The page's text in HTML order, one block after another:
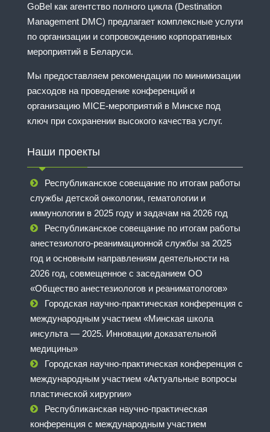
GoBel как агентство полного цикла (Destination
Management DMC) предлагает комплексные услуги
по организации и сопровождению корпоративных
мероприятий в Беларуси.
Мы предоставляем рекомендации по минимизации
расходов на проведение конференций и
организацию MICE-мероприятий в Минске под
ключ при сохранении высокого качества услуг.
Наши проекты
Республиканское совещание по итогам работы
службы детской онкологии, гематологии и
иммунологии в 2025 году и задачам на 2026 год
Республиканское совещание по итогам работы
анестезиолого-реанимационной службы за 2025
год и основным направлениям деятельности на
2026 год, совмещенное с заседанием ОО
«Общество анестезиологов и реаниматологов»
Городская научно-практическая конференция с
международным участием «Минская школа
инсульта — 2025. Инновации доказательной
медицины»
Городская научно-практическая конференция с
международным участием «Актуальные вопросы
пластической хирургии»
Республиканская научно-практическая
конференция с международным участием